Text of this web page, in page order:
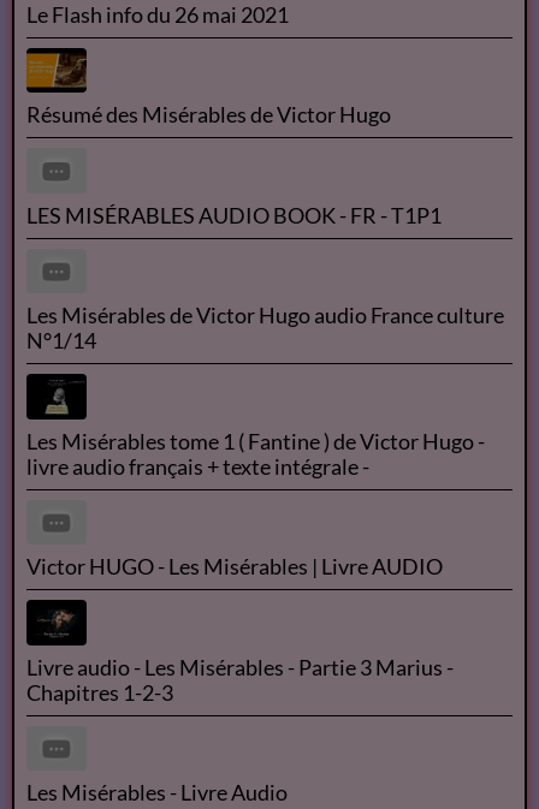
Le Flash info du 26 mai 2021
Résumé des Misérables de Victor Hugo
LES MISÉRABLES AUDIO BOOK - FR - T1P1
Les Misérables de Victor Hugo audio France culture
N°1/14
Les Misérables tome 1 ( Fantine ) de Victor Hugo -
livre audio français + texte intégrale -
Victor HUGO - Les Misérables | Livre AUDIO
Livre audio - Les Misérables - Partie 3 Marius -
Chapitres 1-2-3
Les Misérables - Livre Audio